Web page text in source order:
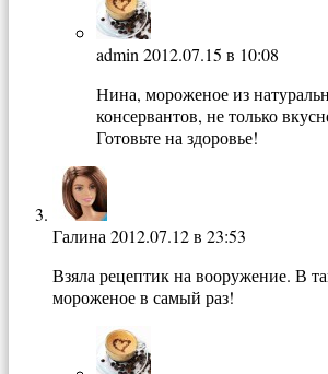
admin2012.07.15 в 10:08
Нина, мороженое из
консервантов, не только
Готовьте на здоровье!
Галина2012.07.12 в 23:53
Взяла рецептик на вооружение. В
мороженое в самый раз!